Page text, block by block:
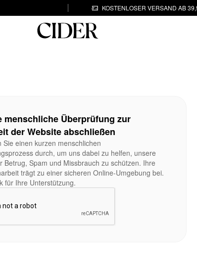
KOSTENLOSER VERSAND AB
menschliche Überprüfung zur
der Website abschließen
Sie einen kurzen menschlichen
durch, um uns dabei zu helfen, unsere
Betrug, Spam und Missbrauch zu schützen. Ihre
trägt zu einer sicheren Online-Umgebung bei.
für Ihre Unterstützung.